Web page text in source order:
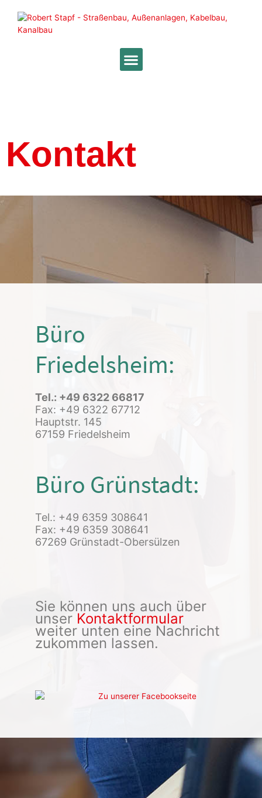
Kontakt
Büro
Friedelsheim:
Tel.: +49 6322 66817
Fax: +49 6322 67712
Hauptstr. 145
67159 Friedelsheim
Büro Grünstadt:
Tel.: +49 6359 308641
Fax: +49 6359 308641
67269 Grünstadt-Obersülzen
Sie können uns auch über
unser Kontaktformular
weiter unten eine Nachricht
zukommen lassen.